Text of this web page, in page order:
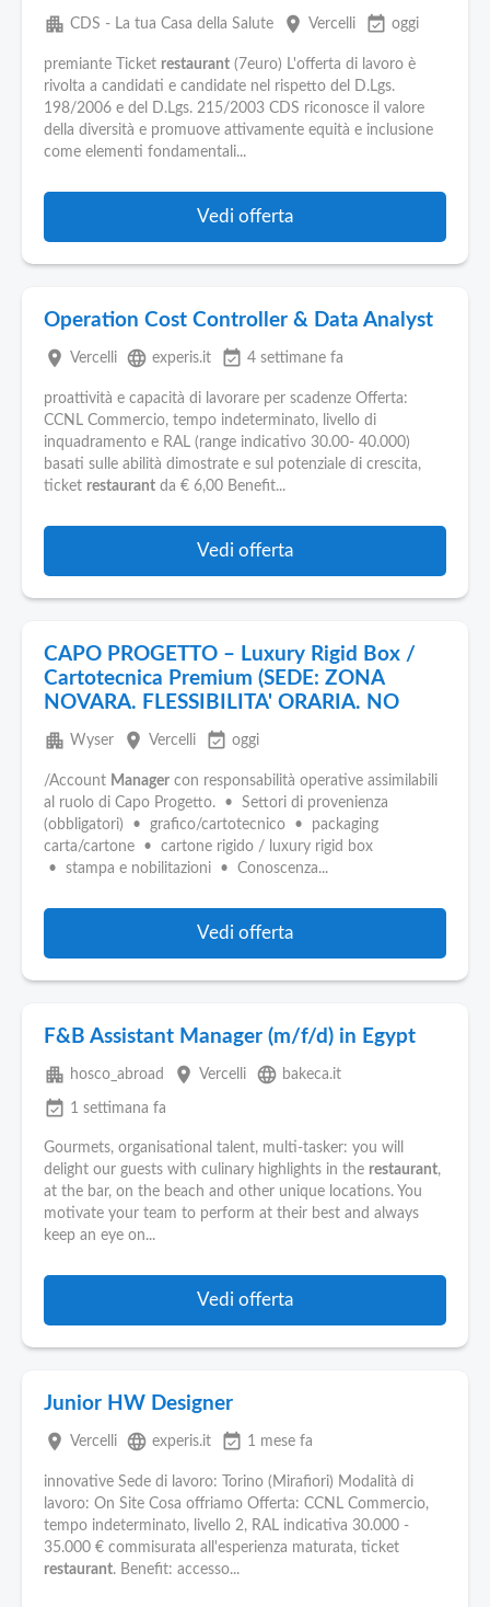
apartment CDS - La tua Casa della Salute place Vercelli event_available oggi
premiante Ticket restaurant (7euro) L'offerta di lavoro è
rivolta a candidati e candidate nel rispetto del D.Lgs.
198/2006 e del D.Lgs. 215/2003 CDS riconosce il valore
della diversità e promuove attivamente equità e inclusione
come elementi fondamentali...
Vedi offerta
Operation Cost Controller & Data Analyst
place Vercelli language experis.it event_available 4 settimane fa
proattività e capacità di lavorare per scadenze Offerta:
CCNL Commercio, tempo indeterminato, livello di
inquadramento e RAL (range indicativo 30.00- 40.000)
basati sulle abilità dimostrate e sul potenziale di crescita,
ticket restaurant da € 6,00 Benefit...
Vedi offerta
CAPO PROGETTO – Luxury Rigid Box /
Cartotecnica Premium (SEDE: ZONA
NOVARA. FLESSIBILITA' ORARIA. NO
apartment Wyser place Vercelli event_available oggi
/Account Manager con responsabilità operative assimilabili
al ruolo di Capo Progetto. • Settori di provenienza
(obbligatori) • grafico/cartotecnico • packaging
carta/cartone • cartone rigido / luxury rigid box
• stampa e nobilitazioni • Conoscenza...
Vedi offerta
F&B Assistant Manager (m/f/d) in Egypt
apartment hosco_abroad place Vercelli language bakeca.it
event_available 1 settimana fa
Gourmets, organisational talent, multi-tasker: you will
delight our guests with culinary highlights in the restaurant,
at the bar, on the beach and other unique locations. You
motivate your team to perform at their best and always
keep an eye on...
Vedi offerta
Junior HW Designer
place Vercelli language experis.it event_available 1 mese fa
innovative Sede di lavoro: Torino (Mirafiori) Modalità di
lavoro: On Site Cosa offriamo Offerta: CCNL Commercio,
tempo indeterminato, livello 2, RAL indicativa 30.000 -
35.000 € commisurata all'esperienza maturata, ticket
restaurant. Benefit: accesso...